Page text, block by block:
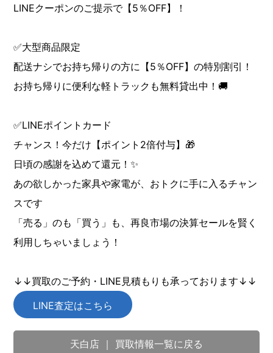
LINEクーポンのご提示で【5％OFF】！
✅大型商品限定
配送ナシでお持ち帰りの方に【5％OFF】の特別割引！
お持ち帰りに便利な軽トラックも無料貸出中！🚚
✅LINEポイントカード
チャンス！今だけ【ポイント2倍付与】🎁
日頃の感謝を込めて還元！✨
あの欲しかった家具や家電が、おトクに手に入るチャン
スです
「売る」のも「買う」も、再良市場の決算セールを賢く
利用しちゃいましょう！
↓↓買取のご予約・LINE見積もりも承っております↓↓
LINE査定はこちら
天白店 ｜ 買取情報一覧に戻る